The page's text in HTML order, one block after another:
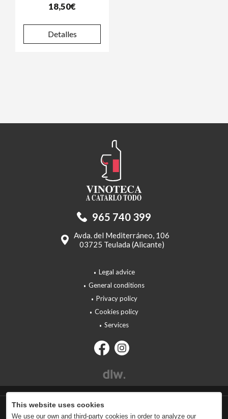
18,50€
Detalles
965 740 399
Avda. del Mediterráneo, 106
03725 Teulada (Alicante)
Legal advice
General conditions
Privacy policy
Cookies policy
Services
This website uses cookies
We use our own and third-party cookies in order to analyze our